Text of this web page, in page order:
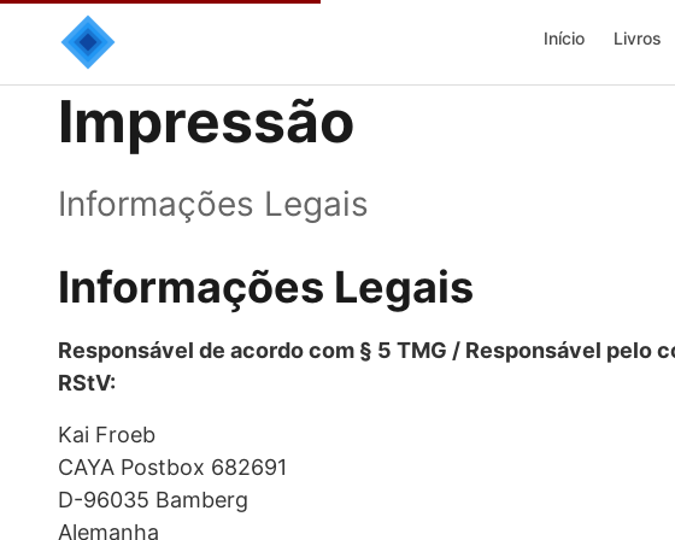
Início Livros
Impressão
Informações Legais
Informações Legais
Responsável de acordo com § 5 TMG / Responsável pelo
RStV:
Kai Froeb
CAYA Postbox 682691
D-96035 Bamberg
Alemanha